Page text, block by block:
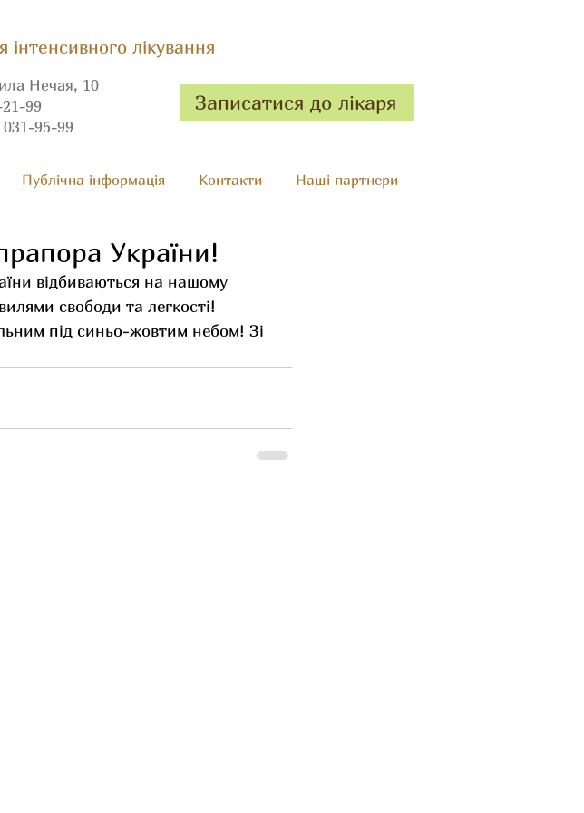
інтенсивного лікування
Нечая, 10
99
031-95-99
Записатися до лікаря
Публічна інформація Контакти Наші партнери
України!
відбиваються на нашому
свободи та легкості!
під синьо-жовтим небом! Зі